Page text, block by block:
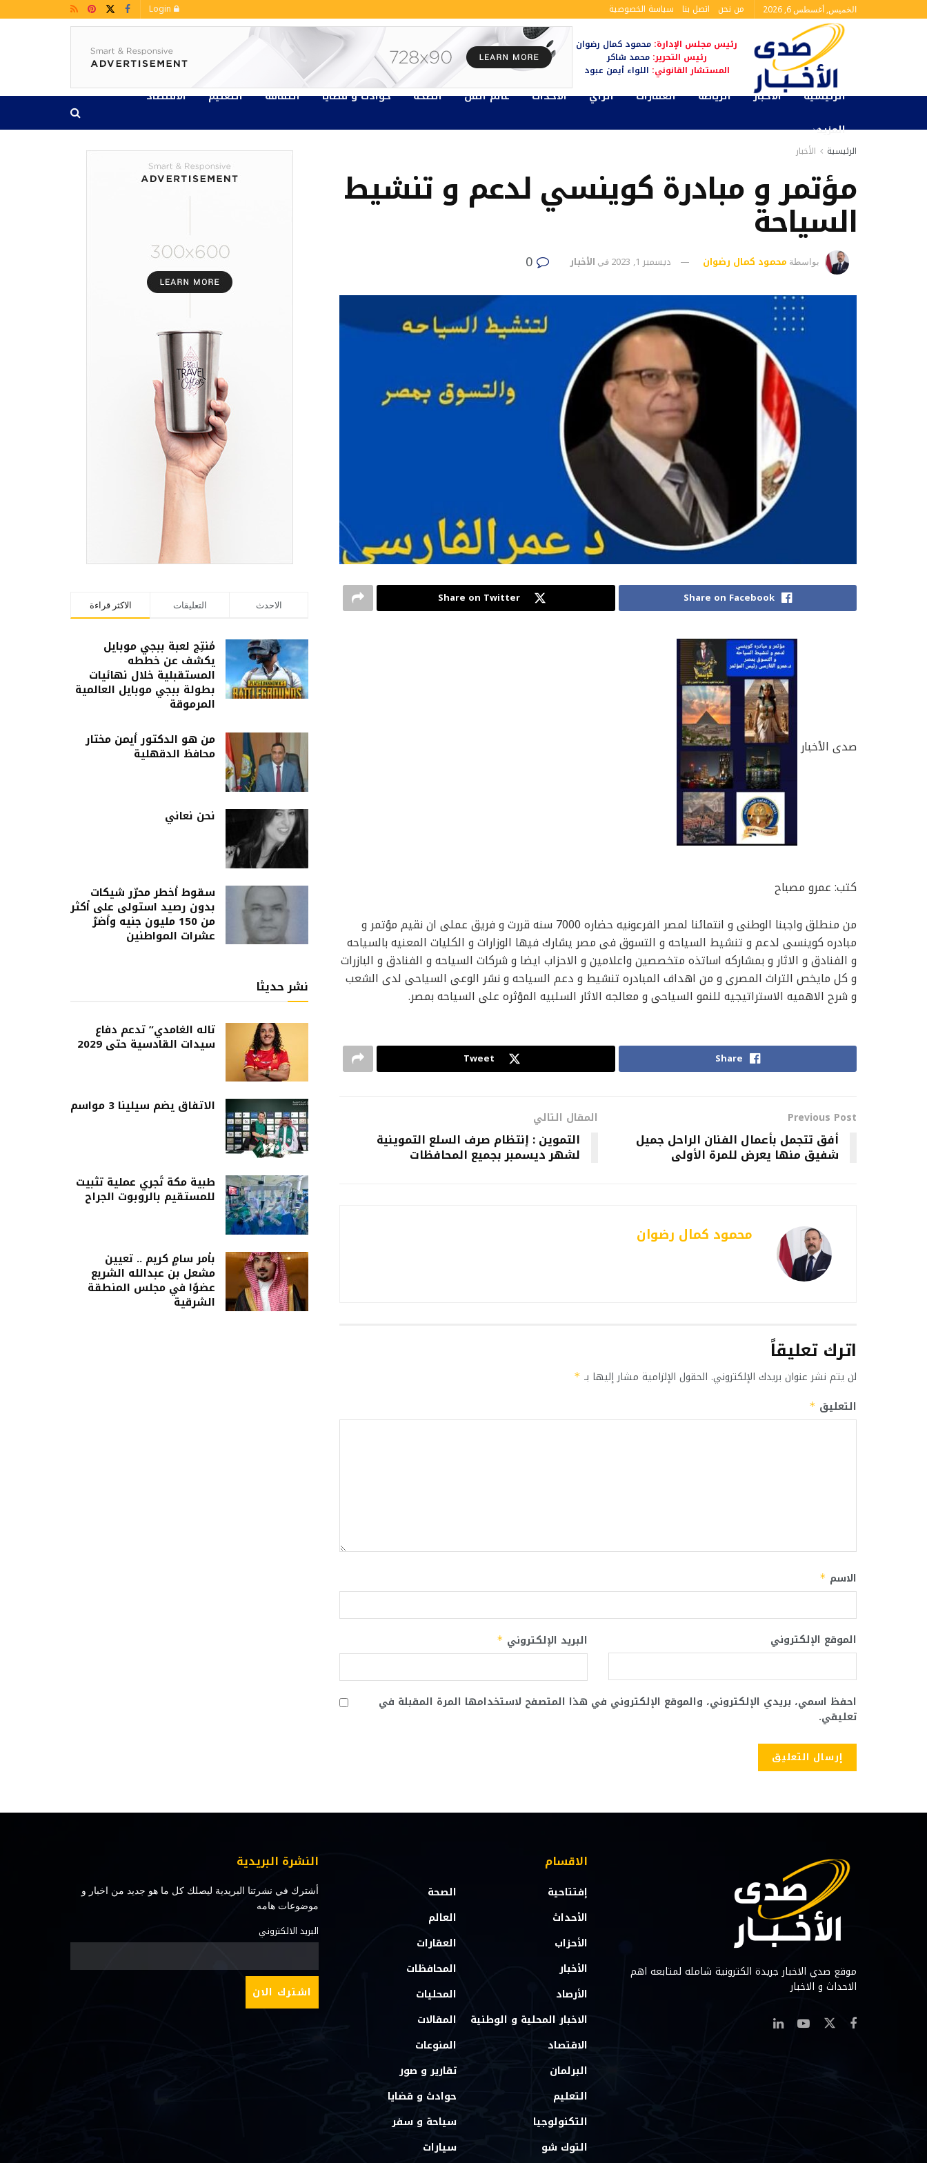
الخميس, أغسطس 6, 2026 من نحن اتصل بنا سياسة الخصوصية
رئيس مجلس الإدارة: محمود كمال رضوان
رئيس التحرير:محمد شاكر
المستشار القانوني: اللواء أيمن عبود
الرئيسية الأخبار الرياضة العقارات الرأي الأحداث عالم الفن الصحة حوادث و قضايا الثقافة التعليم
الاقتصاد
المزيد
الرئيسية الأخبار
مؤتمر و مبادرة كوينسي لدعم و تنشيط
السياحة
بواسطة محمود كمال رضوان ديسمبر 1, 2023 في الأخبار
Share on Facebook
Share on Twitter
صدى الأخبار
كتب: عمرو مصباح
من منطلق واجبنا الوطنى و انتمائنا لمصر الفرعونيه حضاره 7000 سنه قررت و فريق عملى ان نقيم مؤتمر و
مبادره كوينسى لدعم و تنشيط السياحه و التسوق فى مصر يشارك فيها الوزارات و الكليات المعنيه بالسياحه
و الفنادق و الاثار و بمشاركه اساتذه متخصصين واعلامين و الاحزاب ايضا و شركات السياحه و الفنادق و البازرات
و كل مايخص التراث المصرى و من اهداف المبادره تنشيط و دعم السياحه و نشر الوعى السياحى لدى الشعب
و شرح الاهميه الاستراتيجيه للنمو السياحى و معالجه الاثار السلبيه المؤثره على السياحه بمصر.
Share
Tweet
Previous Post
أفق تتجمل بأعمال الفنان الراحل جميل
شفيق منها يعرض للمرة الأولى
المقال التالي
التموين : إنتظام صرف السلع التموينية
لشهر ديسمبر بجميع المحافظات
محمود كمال رضوان
اترك تعليقاً
لن يتم نشر عنوان بريدك الإلكتروني. الحقول الإلزامية مشار إليها بـ *
التعليق *
الاسم *
البريد الإلكتروني * الموقع الإلكتروني
احفظ اسمي، بريدي الإلكتروني، والموقع الإلكتروني في هذا المتصفح لاستخدامها المرة المقبلة في
تعليقي.
الاكثر قراءة التعليقات الاحدث
مُنتِج لعبة ببجي موبايل
يكشف عن خططه
المستقبلية خلال نهائيات
بطولة ببجي موبايل العالمية
المرموقة
من هو الدكتور أيمن مختار
محافظ الدقهلية
نحن نعاني
سقوط أخطر محرّر شيكات
بدون رصيد استولى على أكثر
من 150 مليون جنيه وأضرّ
عشرات المواطنين
نشر حديثا
تاله الغامدي” تدعم دفاع
سيدات القادسية حتى 2029
الاتفاق يضم سيلينا 3 مواسم
طبية مكة تُجري عملية تثبيت
للمستقيم بالروبوت الجراح
بأمر سامٍ كريم .. تعيين
مشعل بن عبدالله الشريع
عضوًا في مجلس المنطقة
الشرقية
موقع صدي الاخبار جريدة الكترونية شامله لمتابعه اهم
الاحداث و الاخبار
الاقسام
إفتتاحية
الأحداث
الأحزاب
الأخبار
الأرصاد
الاخبار المحلية و الوطنية
الاقتصاد
البرلمان
التعليم
التكنولوجيا
التوك شو
الصحة
العالم
العقارات
المحافظات
المحليات
المقالات
المنوعات
تقارير و صور
حوادث و قضايا
سياحة و سفر
سيارات
النشرة البريدية
أشترك في نشرتنا البريدية ليصلك كل ما هو جديد من اخبار و
موضوعات هامه
البريد الالكتروني